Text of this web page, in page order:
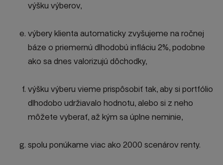
výšku výberov,
výbery klienta automaticky zvyšujeme na ročnej
báze o priemernú dlhodobú infláciu 2%, podobne
ako sa dnes valorizujú dôchodky,
výšku výberu vieme prispôsobiť tak, aby si portfólio
dlhodobo udržiavalo hodnotu, alebo si z neho
môžete vyberať, až kým sa úplne neminie,
spolu ponúkame viac ako 2000 scenárov renty.